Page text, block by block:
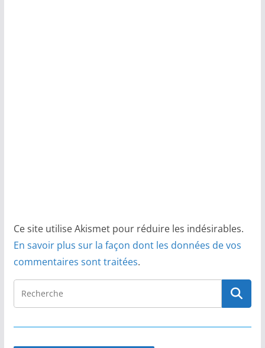
Ce site utilise Akismet pour réduire les indésirables.
En savoir plus sur la façon dont les données de vos
commentaires sont traitées.